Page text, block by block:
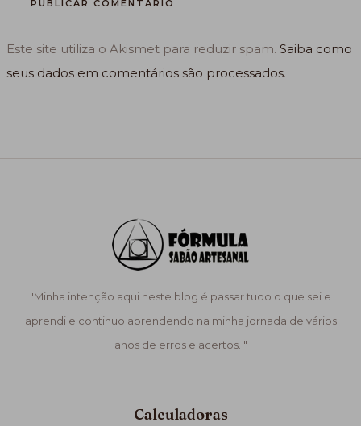
Este site utiliza o Akismet para reduzir spam.Saiba como
seus dados em comentários são processados.
"Minha intenção aqui neste blog é passar tudo o que sei e
aprendi e continuo aprendendo na minha jornada de vários
anos de erros e acertos. "
Calculadoras